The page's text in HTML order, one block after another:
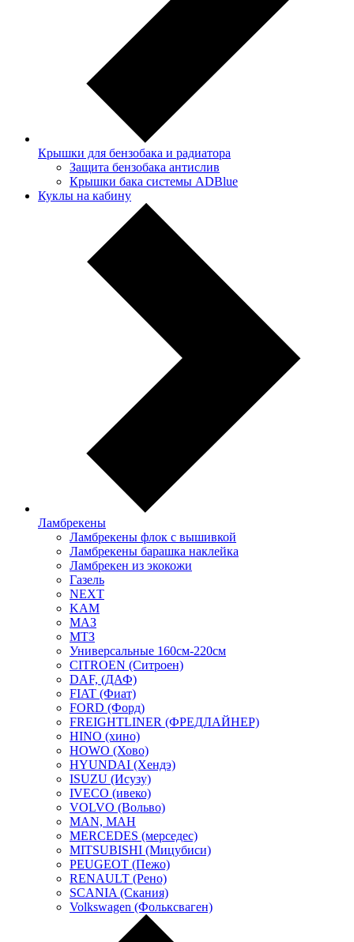
Крышки для бензобака и радиатора
Защита бензобака антислив
Крышки бака системы ADBlue
Куклы на кабину
Ламбрекены
Ламбрекены флок с вышивкой
Ламбрекены барашка наклейка
Ламбрекен из экокожи
Газель
NEXT
KAM
МАЗ
МТЗ
Универсальные 160см-220см
CITROEN (Ситроен)
DAF, (ДАФ)
FIAT (Фиат)
FORD (Форд)
FREIGHTLINER (ФРЕДЛАЙНЕР)
HINO (хино)
HOWO (Хово)
HYUNDAI (Хендэ)
ISUZU (Исузу)
IVECO (ивеко)
VOLVO (Вольво)
MAN, МАН
MERCEDES (мерседес)
MITSUBISHI (Мицубиси)
PEUGEOT (Пежо)
RENAULT (Рено)
SCANIA (Скания)
Volkswagen (Фольксваген)